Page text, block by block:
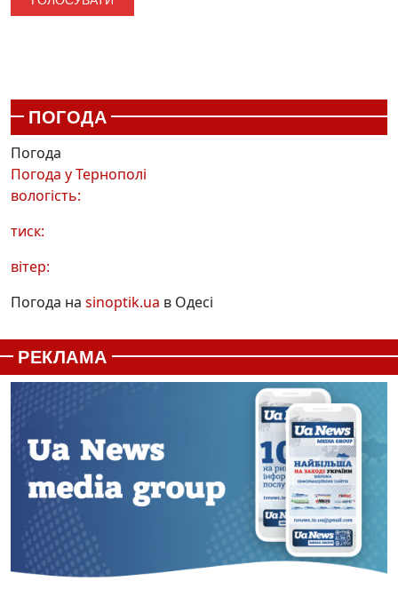
ПОГОДА
Погода
Погода уТернополі
вологість:
тиск:
вітер:
Погода на sinoptik.ua в Одесі
РЕКЛАМА